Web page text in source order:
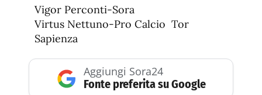
Vigor Perconti-Sora
Virtus Nettuno-Pro Calcio Tor
Sapienza
Aggiungi Sora24
Fonte preferita su Google